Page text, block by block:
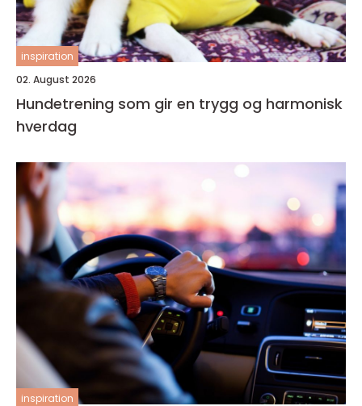
inspiration
02. August 2026
Hundetrening som gir en trygg og harmonisk
hverdag
inspiration